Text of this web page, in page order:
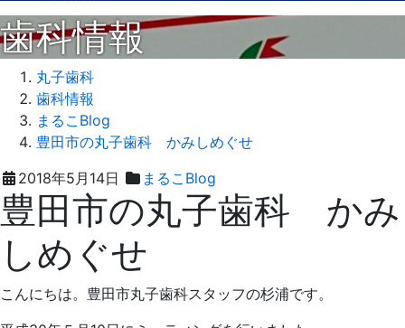
歯科情報
丸子歯科
歯科情報
まるこBlog
豊田市の丸子歯科 かみしめぐせ
2018年5月14日
まるこBlog
年
子
歯
豊田市の丸子歯科 かみ
しめぐせ
こんにちは。豊田市丸子歯科スタッフの杉浦です。